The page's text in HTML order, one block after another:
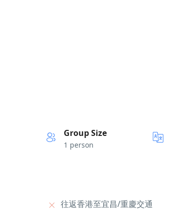
Group Size
1 person
往返香港至宜昌/重慶交通